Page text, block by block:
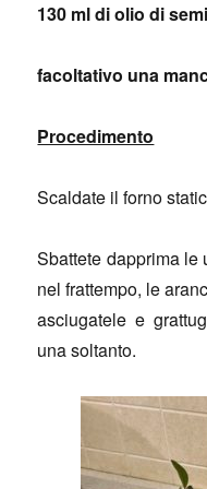
130 ml di olio di
facoltativo una
Procedimento
Scaldate il forno
Sbattete dapprima le
nel frattempo, le
asciugatele e
una soltanto.